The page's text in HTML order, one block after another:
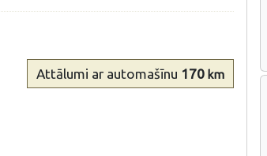
Attālumi ar automašīnu 170km